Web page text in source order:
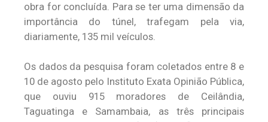
obra for concluída. Para se ter uma dimensão da
importância do túnel, trafegam pela via,
diariamente, 135 mil veículos.
Os dados da pesquisa foram coletados entre 8 e
10 de agosto pelo Instituto Exata Opinião Pública,
que ouviu 915 moradores de Ceilândia,
Taguatinga e Samambaia, as três principais